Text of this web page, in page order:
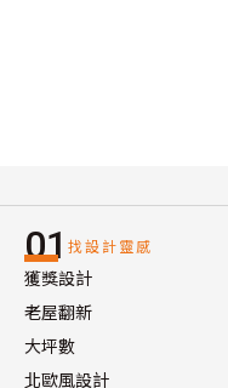
01 找設計靈感
獲獎設計
老屋翻新
大坪數
北歐風設計